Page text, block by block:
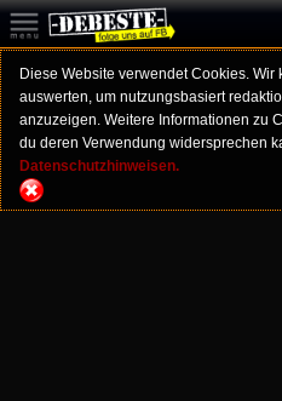
Diese Website verwendet Cookies.
auswerten, um nutzungsbasiert
anzuzeigen. Weitere Informationen zu
du deren Verwendung widersprechen
Datenschutzhinweisen.